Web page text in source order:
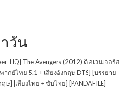
วัน
HQ] The Avengers (2012) ดิ อเวนเจอร์ส
ากย์ไทย 5.1 + เสียงอังกฤษ DTS] [บรรยาย
ษ] [เสียงไทย + ซับไทย] [PANDAFILE]